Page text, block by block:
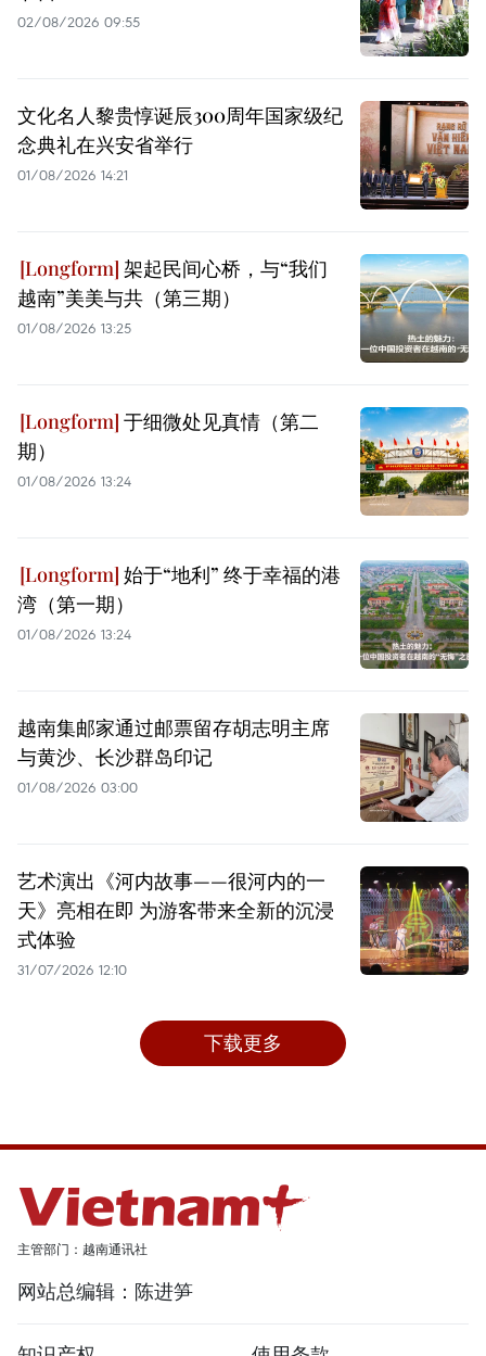
02/08/2026 09:55
文化名人黎贵惇诞辰300周年国家级纪
念典礼在兴安省举行
01/08/2026 14:21
架起民间心桥，与“我们
越南”美美与共（第三期）
01/08/2026 13:25
于细微处见真情（第二
期）
01/08/2026 13:24
始于“地利” 终于幸福的港
湾（第一期）
01/08/2026 13:24
越南集邮家通过邮票留存胡志明主席
与黄沙、长沙群岛印记
01/08/2026 03:00
艺术演出《河内故事——很河内的一
天》亮相在即 为游客带来全新的沉浸
式体验
31/07/2026 12:10
下载更多
主管部门：越南通讯社
网站总编辑：陈进笋